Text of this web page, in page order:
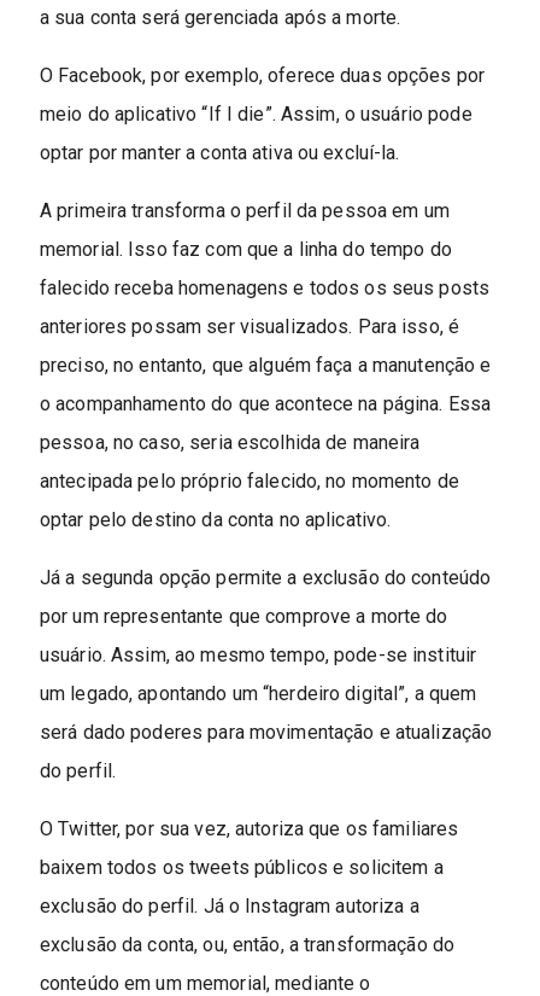
a sua conta será gerenciada após a morte.
O Facebook, por exemplo, oferece duas opções por
meio do aplicativo “If I die”. Assim, o usuário pode
optar por manter a conta ativa ou excluí-la.
A primeira transforma o perfil da pessoa em um
memorial. Isso faz com que a linha do tempo do
falecido receba homenagens e todos os seus posts
anteriores possam ser visualizados. Para isso, é
preciso, no entanto, que alguém faça a manutenção e
o acompanhamento do que acontece na página. Essa
pessoa, no caso, seria escolhida de maneira
antecipada pelo próprio falecido, no momento de
optar pelo destino da conta no aplicativo.
Já a segunda opção permite a exclusão do conteúdo
por um representante que comprove a morte do
usuário. Assim, ao mesmo tempo, pode-se instituir
um legado, apontando um “herdeiro digital”, a quem
será dado poderes para movimentação e atualização
do perfil.
O Twitter, por sua vez, autoriza que os familiares
baixem todos os tweets públicos e solicitem a
exclusão do perfil. Já o Instagram autoriza a
exclusão da conta, ou, então, a transformação do
conteúdo em um memorial, mediante o